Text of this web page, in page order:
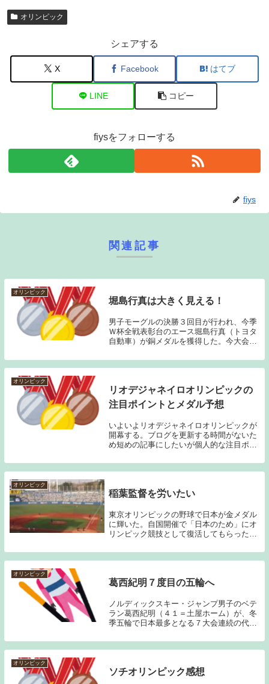
オリンピック
シェアする
X Facebook はてブ
LINE コピー
fiysをフォローする
fiys
関連記事
オリンピック
堀島行真は大きく見える！
男子モーグルの決勝３回目が行われ、今季
Ｗ杯全戦表彰台のエース堀島行真（トヨタ
自動車）が銅メダルを獲得した。今大会、
争われる決勝。４番目に滑走した堀島は、
８１．４８。滑り終えた時点でトップに立
オリンピック
リオデジャネイロオリンピックの
注目ポイントとメダル予想
いよいよリオデジャネイロオリンピックが
開幕する。ブログを更新する時間がないた
め短めの記事にしたいが個人的な注目ポイ
楽しみにしたいのは①男子競泳の萩野公介
と瀬戸大也の金メダル争い（特に萩野が世
オリンピック
稲葉監督を労いたい
東京オリンピックの野球で日本が金メダル
に輝いた。自国開催で「日本のため」にオ
リンピック競技として復活してもらったよ
てどうなのかな？という思いはあるのだ
が、メジャーの選手が出場せず、国内のト
オリンピック
葛西紀明７度目の五輪へ
ノルディックスキー・ジャンプ男子のベテ
ラン葛西紀明（４１＝土屋ホーム）が、冬
季五輪で日本最多となる７大会連続の代表
月前の７日、全日本スキー連盟（ＳＡＪ）
が同競技のソチ五輪代表を発表した。金字
オリンピック
ソチオリンピック感想